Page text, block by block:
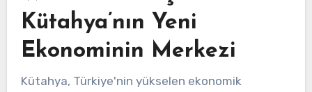
Kütahya’nın Yeni
Ekonominin Merkezi
Kütahya, Türkiye'nin yükselen ekonomik